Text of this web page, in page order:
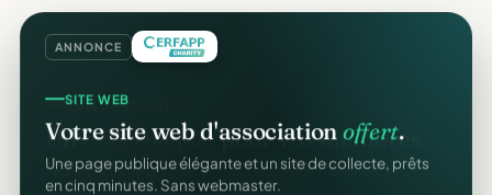
ANNONCE
SITE WEB
Votre site web d'association offert.
Une page publique élégante et un site de collecte, prêts
en cinq minutes. Sans webmaster.